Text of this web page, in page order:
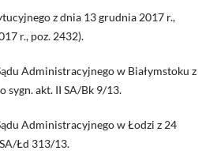
z dnia 13 grudnia 2017 r.,
r., poz. 2432).
Administracyjnego w Białymstoku z
sygn. akt. II SA/Bk 9/13.
Administracyjnego w Łodzi z 24
Łd 313/13.